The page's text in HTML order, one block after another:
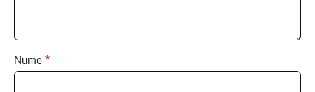
Nume*